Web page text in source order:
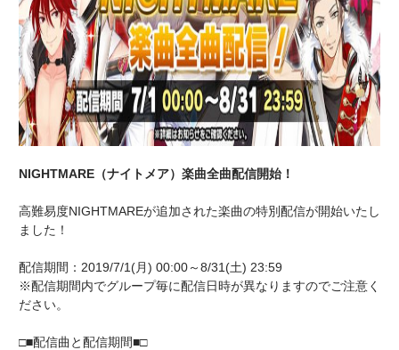
NIGHTMARE（ナイトメア）楽曲全曲配信開始！
高難易度NIGHTMAREが追加された楽曲の特別配信が開始いたし
ました！
配信期間：2019/7/1(月) 00:00～8/31(土) 23:59
※配信期間内でグループ毎に配信日時が異なりますのでご注意く
ださい。
□■配信曲と配信期間■□